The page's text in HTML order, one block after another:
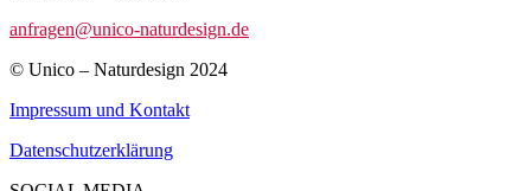
anfragen@unico-naturdesign.de
© Unico – Naturdesign 2024
Impressum und Kontakt
Datenschutzerklärung